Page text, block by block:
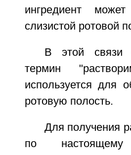
ингредиент
слизистой ротовой
В этой связи
термин
используется для
ротовую полость.
Для получения
по настоящему